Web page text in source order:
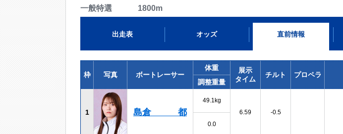
一般特選 1800m
出走表 オッズ 直前情報
枠 写真 ボートレーサー
体重
展示
タイム
チルト プロペラ
調整重量
1 島倉 都
49.1kg
6.59
-0.5
0.0